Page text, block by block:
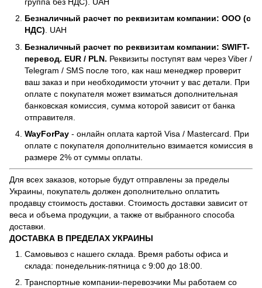
Безналичный расчет по реквизитам компании: ООО (с
НДС). UAH
Безналичный расчет по реквизитам компании: SWIFT-
перевод. EUR / PLN. Реквизиты поступят вам через Viber /
Telegram / SMS после того, как наш менеджер проверит
ваш заказ и при необходимости уточнит у вас детали. При
оплате с покупателя может взиматься дополнительная
банковская комиссия, сумма которой зависит от банка
отправителя.
WayForPay - онлайн оплата картой Visa / Mastercard. При
оплате с покупателя дополнительно взимается комиссия в
размере 2% от суммы оплаты.
Для всех заказов, которые будут отправлены за пределы
Украины, покупатель должен дополнительно оплатить
продавцу стоимость доставки. Стоимость доставки зависит от
веса и объема продукции, а также от выбранного способа
доставки.
ДОСТАВКА В ПРЕДЕЛАХ УКРАИНЫ
Самовывоз с нашего склада. Время работы офиса и
склада: понедельник-пятница с 9:00 до 18:00.
Транспортные компании-перевозчики Мы работаем со